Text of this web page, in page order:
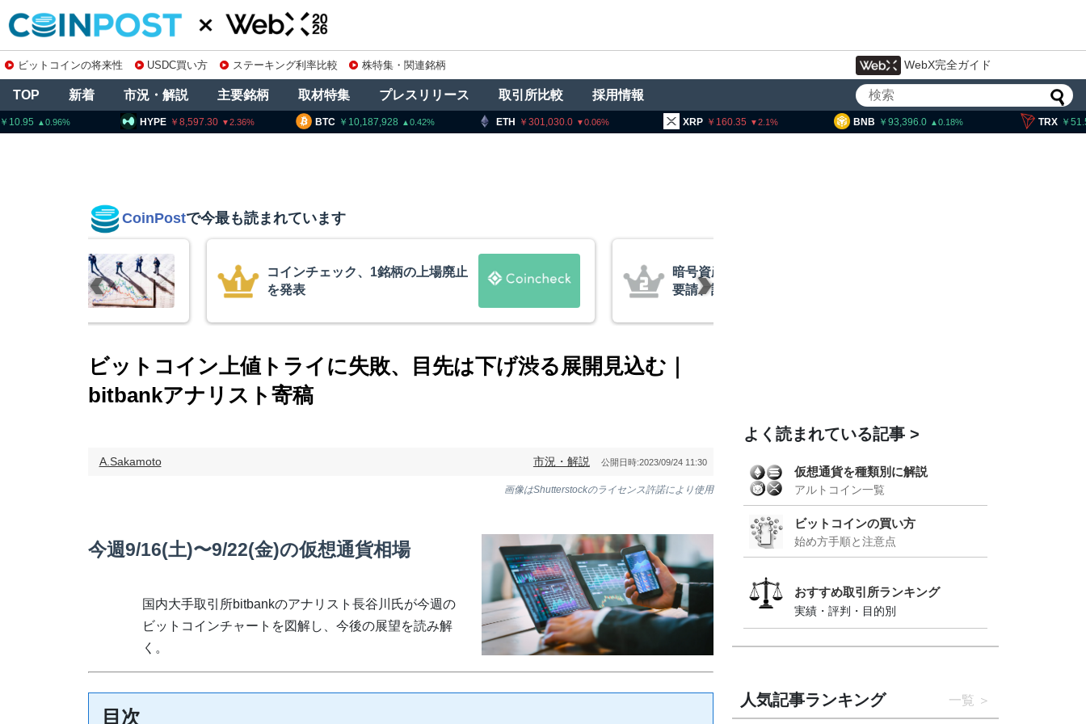
ビットコインの将来性 USDC買い方 ステーキング利率比較 株特集・関連銘柄 WebX完全ガイド
TOP 新着 市況・解説 主要銘柄 取材特集 プレスリリース 取引所比較 採用情報
10,187,928 0.42 301,030.0 0.06 160.35 2.1 93,396.0 0.18 51.58 0.25
8,597.30 2.36
CoinPostで今最も読まれています
コインチェック、1銘柄の上場廃止
を発表
暗号資産交換業者に出庫制限強化を
要請、詐欺被害防止へ 金融庁と警
察庁
ビットコイン上値トライに失敗、目先は下げ渋る展開見込む｜
bitbankアナリスト寄稿
A.Sakamoto 市況・解説 公開日時:2023/09/24 11:30
画像はShutterstockのライセンス許諾により使用
今週9/16(土)〜9/22(金)の仮想通貨相場
国内大手取引所bitbankのアナリスト長谷川氏が今週の
ビットコインチャートを図解し、今後の展望を読み解
く。
目次
よく読まれている記事
仮想通貨を種類別に解説
アルトコイン一覧
ビットコインの買い方
始め方手順と注意点
おすすめ取引所ランキング
実績・評判・目的別
人気記事ランキング 一覧